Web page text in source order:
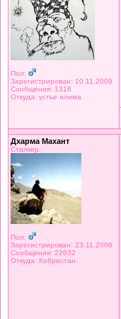
Пол:
Зарегистрирован: 10.11.2008
Сообщения: 1316
Откуда: устье илима
Дхарма Махант
Сталкер.
Пол:
Зарегистрирован: 23.11.2006
Сообщения: 22632
Откуда: Кобристан.